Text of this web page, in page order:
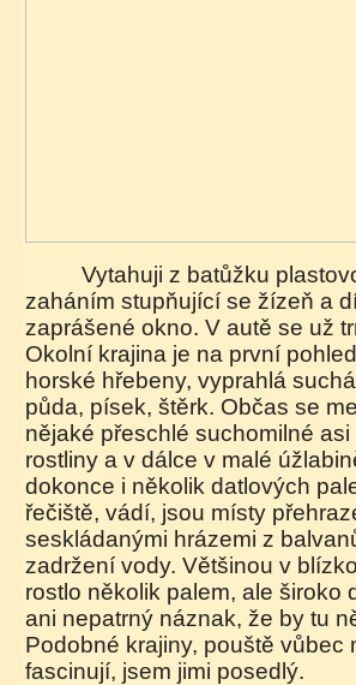
Vytahuji z batůžku plastovou láhev s vodu a
zaháním stupňující se žízeň a
zaprášené okno. V autě se už
Okolní krajina je na první
horské hřebeny, vyprahlá
půda, písek, štěrk. Občas se
nějaké přeschlé suchomilné
rostliny a v dálce v malé
dokonce i několik datlových
řečiště, vádí, jsou místy
seskládanými hrázemi z
zadržení vody. Většinou v
rostlo několik palem, ale široko
ani nepatrný náznak, že by tu
Podobné krajiny, pouště vůbec
fascinují, jsem jimi posedlý.